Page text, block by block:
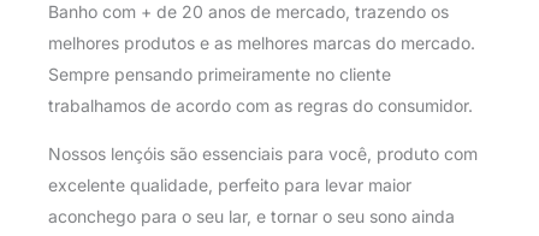
Banho com + de 20 anos de mercado, trazendo os
melhores produtos e as melhores marcas do mercado.
Sempre pensando primeiramente no cliente
trabalhamos de acordo com as regras do consumidor.
Nossos lençóis são essenciais para você, produto com
excelente qualidade, perfeito para levar maior
aconchego para o seu lar, e tornar o seu sono ainda